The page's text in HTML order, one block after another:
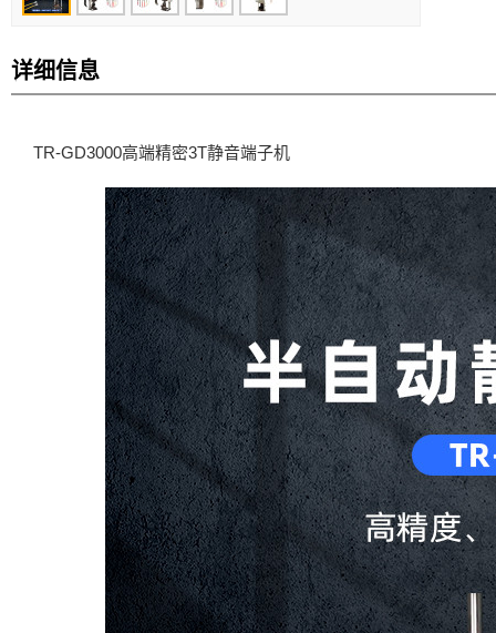
详细信息
TR-GD3000高端精密3T静音端子机